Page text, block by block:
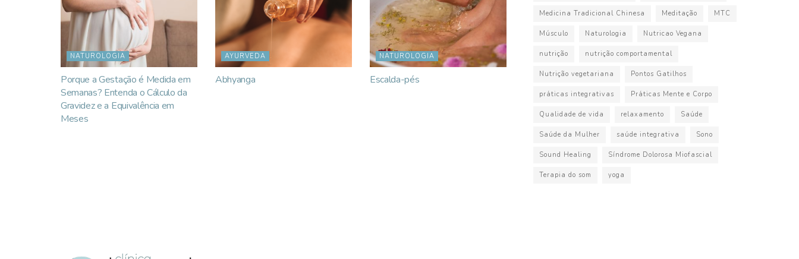
NATUROLOGIA
Porque a Gestação é Medida em
Semanas? Entenda o Cálculo da
Gravidez e a Equivalência em
Meses
AYURVEDA
Abhyanga
NATUROLOGIA
Escalda-pés
Medicina Tradicional Chinesa Meditação MTC
Músculo Naturologia Nutricao Vegana
nutrição nutrição comportamental
Nutrição vegetariana Pontos Gatilhos
práticas integrativas Práticas Mente e Corpo
Qualidade de vida relaxamento Saúde
Saúde da Mulher saúde integrativa Sono
Sound Healing Síndrome Dolorosa Miofascial
Terapia do som yoga